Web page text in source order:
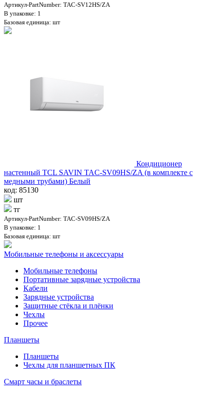
Артикул-PartNumber: TAC-SV12HS/ZA
В упаковке: 1
Базовая единица: шт
Кондиционер
настенный TCL SAVIN TAC-SV09HS/ZA (в комплекте с
медными трубами) Белый
код: 85130
шт
тг
Артикул-PartNumber: TAC-SV09HS/ZA
В упаковке: 1
Базовая единица: шт
Мобильные телефоны и аксессуары
Мобильные телефоны
Портативные зарядные устройства
Кабели
Зарядные устройства
Защитные стёкла и плёнки
Чехлы
Прочее
Планшеты
Планшеты
Чехлы для планшетных ПК
Смарт часы и браслеты